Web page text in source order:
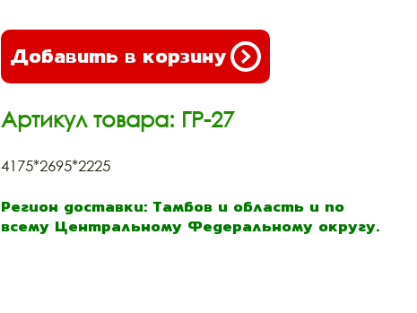
Добавить в корзину
Артикул товара: ГР-27
4175*2695*2225
Регион доставки: Тамбов и область и по
всему Центральному Федеральному округу.